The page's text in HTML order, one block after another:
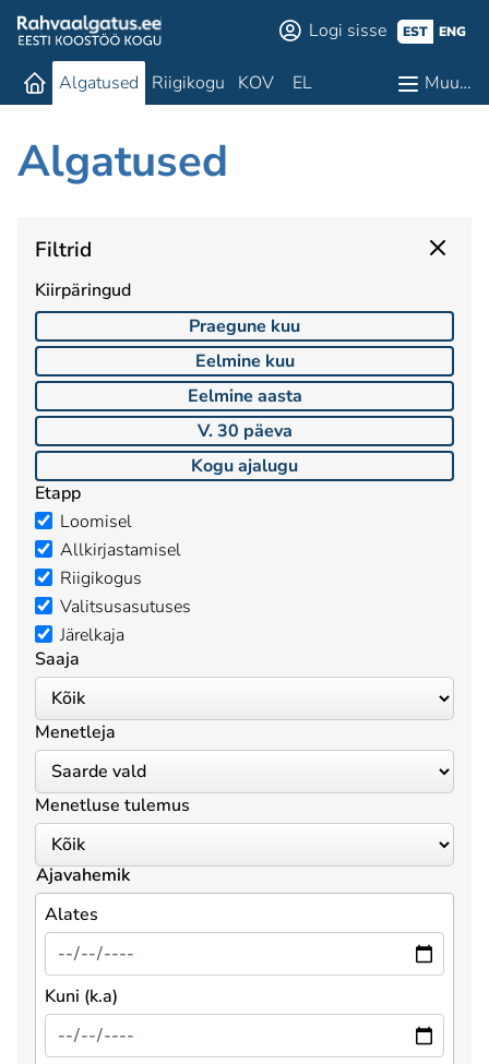
Logi sisse EST ENG
Algatused Riigikogu KOV EL Muu…
Algatused
Filtrid
Kiirpäringud
Praegune kuu
Eelmine kuu
Eelmine aasta
V. 30 päeva
Kogu ajalugu
Etapp
Loomisel
Allkirjastamisel
Riigikogus
Valitsusasutuses
Järelkaja
Saaja
Menetleja
Menetluse tulemus
Ajavahemik
Alates
Kuni (k.a)